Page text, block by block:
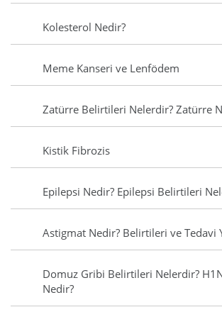
Kolesterol Nedir?
Meme Kanseri ve Lenfödem
Zatürre Belirtileri Nelerdir? Zatürre
Kistik Fibrozis
Epilepsi Nedir? Epilepsi Belirtileri
Astigmat Nedir? Belirtileri ve Tedavi
Domuz Gribi Belirtileri Nelerdir?
Nedir?